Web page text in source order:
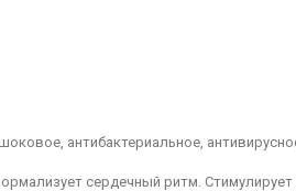
антибактериальное,
сердечный ритм. Стимулирует